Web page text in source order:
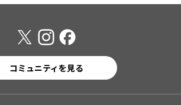
コミュニティを見る